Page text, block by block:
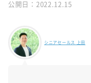
公開日：2022.12.15
シニアセールス 上田